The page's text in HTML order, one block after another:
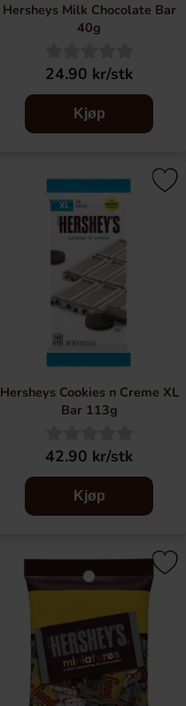
Hersheys Milk Chocolate Bar
40g
24.90 kr/stk
Kjøp
Hersheys Cookies n Creme XL
Bar 113g
42.90 kr/stk
Kjøp